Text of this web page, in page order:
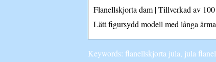
Flanellskjorta dam | Tillverkad av
Lätt figursydd modell med långa
Keywords: flanellskjorta jula, jula